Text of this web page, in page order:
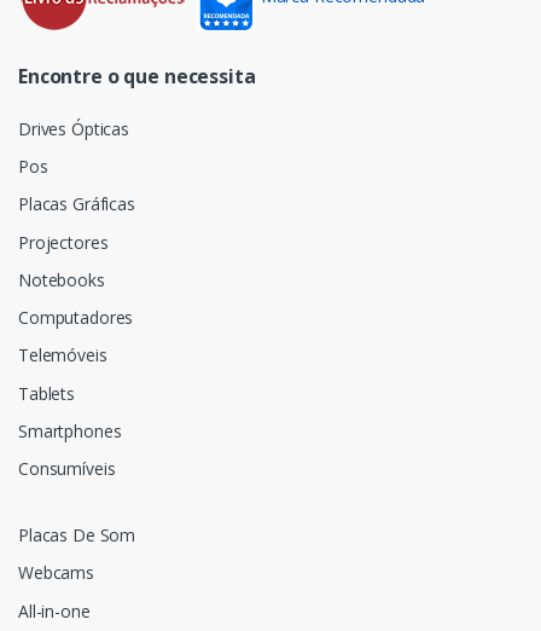
Encontre o que necessita
Drives Ópticas
Pos
Placas Gráficas
Projectores
Notebooks
Computadores
Telemóveis
Tablets
Smartphones
Consumíveis
Placas De Som
Webcams
All-in-one